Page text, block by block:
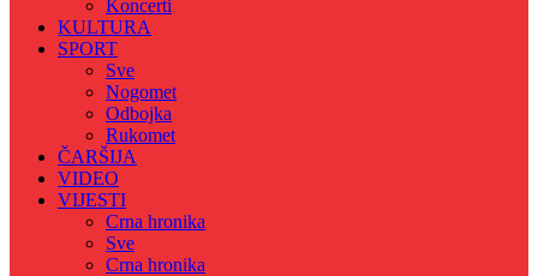
Koncerti
KULTURA
SPORT
Sve
Nogomet
Odbojka
Rukomet
ČARŠIJA
VIDEO
VIJESTI
Crna hronika
Sve
Crna hronika